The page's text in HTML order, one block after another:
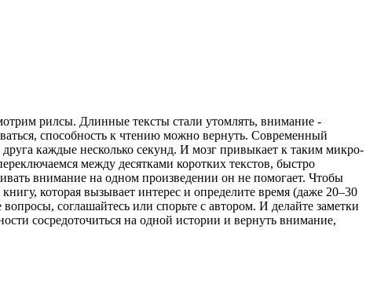
рилсы. Длинные тексты стали утомлять, внимание -
способность к чтению можно вернуть. Современный
каждые несколько секунд. И мозг привыкает к таким микро-
между десятками коротких текстов, быстро
внимание на одном произведении он не помогает. Чтобы
которая вызывает интерес и определите время (даже 20–30
соглашайтесь или спорьте с автором. И делайте заметки
сосредоточиться на одной истории и вернуть внимание,